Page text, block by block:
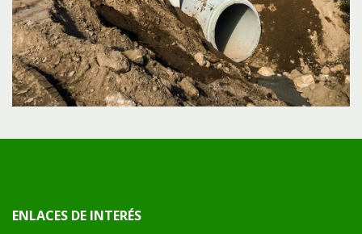
ENLACES DE INTERÉS